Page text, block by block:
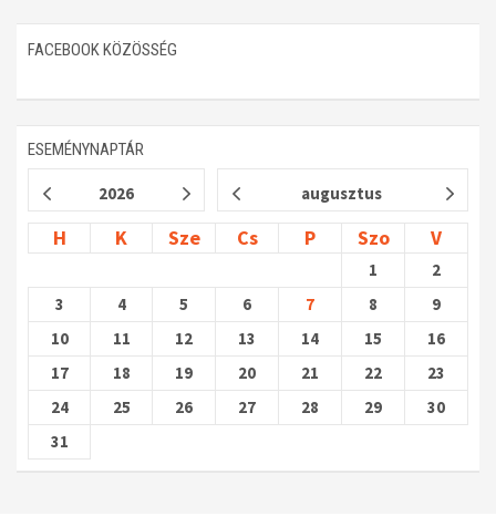
FACEBOOK KÖZÖSSÉG
ESEMÉNYNAPTÁR
2026 augusztus
H K Sze Cs P Szo V
1
2
3
4 5 6 7 8
9
10
11 12 13 14 15
16
17
18 19 20 21 22
23
24
25 26 27 28 29
30
31